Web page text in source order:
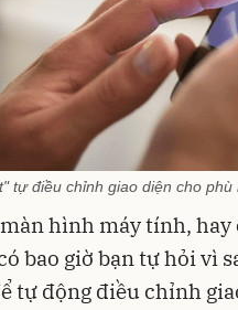
tự điều chỉnh giao diện cho
hình máy tính,
bao giờ bạn tự hỏi vì
tự động điều chỉnh